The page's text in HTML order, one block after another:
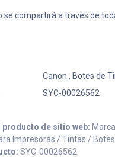
se compartirá a través de
Canon , Botes de
SYC-00026562
producto de sitio web:
Impresoras / Tintas /
SYC-00026562